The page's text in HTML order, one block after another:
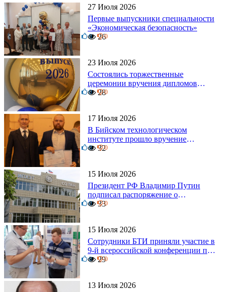
27 Июля 2026
Первые выпускники специальности
«Экономическая безопасность»
0 0
26
23 Июля 2026
Состоялись торжественные
церемонии вручения дипломов
выпускникам БТИ
0 0
28
17 Июля 2026
В Бийском технологическом
институте прошло вручение
дипломов
0 0
32
15 Июля 2026
Президент РФ Владимир Путин
подписал распоряжение о
поощрении граждан и трудовых
0 0
33
15 Июля 2026
Сотрудники БТИ приняли участие в
9-й всероссийской конференции по
задачам со свободными границами
0 0
29
13 Июля 2026